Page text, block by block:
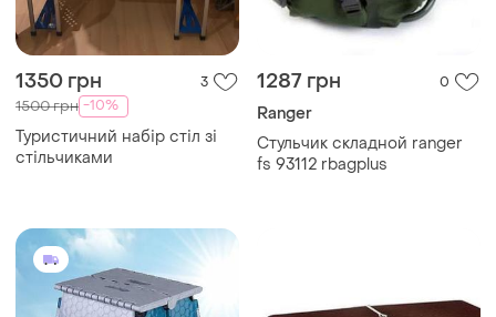
1350 грн 3
1500 грн -10%
Туристичний набір стіл зі
стільчиками
1287 грн 0
Ranger
Стульчик складной ranger
fs 93112 rbagplus